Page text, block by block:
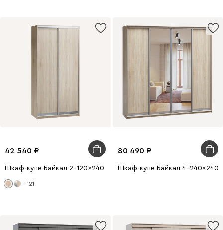
42 540
Шкаф-купе Байкал 2-120x240 Дуб Сонома
+121
80 490
Шкаф-купе Байкал 4-240x240